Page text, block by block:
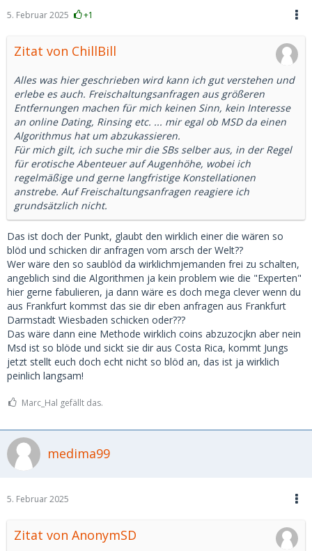
5. Februar 2025 +1
Zitat von ChillBill
Alles was hier geschrieben wird kann ich gut verstehen und
erlebe es auch. Freischaltungsanfragen aus größeren
Entfernungen machen für mich keinen Sinn, kein Interesse
an online Dating, Rinsing etc. ... mir egal ob MSD da einen
Algorithmus hat um abzukassieren.
Für mich gilt, ich suche mir die SBs selber aus, in der Regel
für erotische Abenteuer auf Augenhöhe, wobei ich
regelmäßige und gerne langfristige Konstellationen
anstrebe. Auf Freischaltungsanfragen reagiere ich
grundsätzlich nicht.
Das ist doch der Punkt, glaubt den wirklich einer die wären so
blöd und schicken dir anfragen vom arsch der Welt??
Wer wäre den so saublöd da wirklichmjemanden frei zu schalten,
angeblich sind die Algorithmen ja kein problem wie die "Experten"
hier gerne fabulieren, ja dann wäre es doch mega clever wenn du
aus Frankfurt kommst das sie dir eben anfragen aus Frankfurt
Darmstadt Wiesbaden schicken oder???
Das wäre dann eine Methode wirklich coins abzuzocjkn aber nein
Msd ist so blöde und sickt sie dir aus Costa Rica, kommt Jungs
jetzt stellt euch doch echt nicht so blöd an, das ist ja wirklich
peinlich langsam!
Marc_Hal gefällt das.
medima99
5. Februar 2025
Zitat von AnonymSD